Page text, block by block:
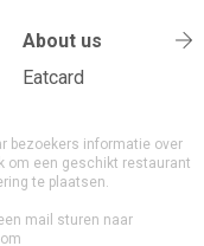
About us
Eatcard
bezoekers informatie over
om een geschikt restaurant
te plaatsen.
mail sturen naar